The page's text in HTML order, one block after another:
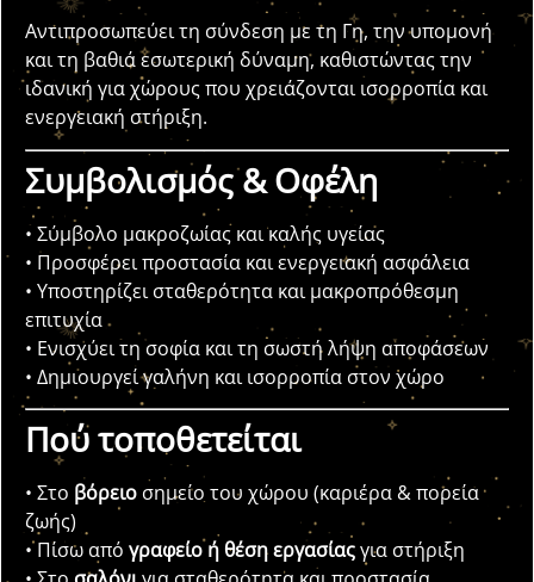
Αντιπροσωπεύει τη σύνδεση με τη Γη, την υπομονή
και τη βαθιά εσωτερική δύναμη, καθιστώντας την
ιδανική για χώρους που χρειάζονται ισορροπία και
ενεργειακή στήριξη.
Συμβολισμός & Οφέλη
• Σύμβολο μακροζωίας και καλής υγείας
• Προσφέρει προστασία και ενεργειακή ασφάλεια
• Υποστηρίζει σταθερότητα και μακροπρόθεσμη
επιτυχία
• Ενισχύει τη σοφία και τη σωστή λήψη αποφάσεων
• Δημιουργεί γαλήνη και ισορροπία στον χώρο
Πού τοποθετείται
• Στο βόρειο σημείο του χώρου (καριέρα & πορεία
ζωής)
• Πίσω από γραφείο ή θέση εργασίαςγια στήριξη